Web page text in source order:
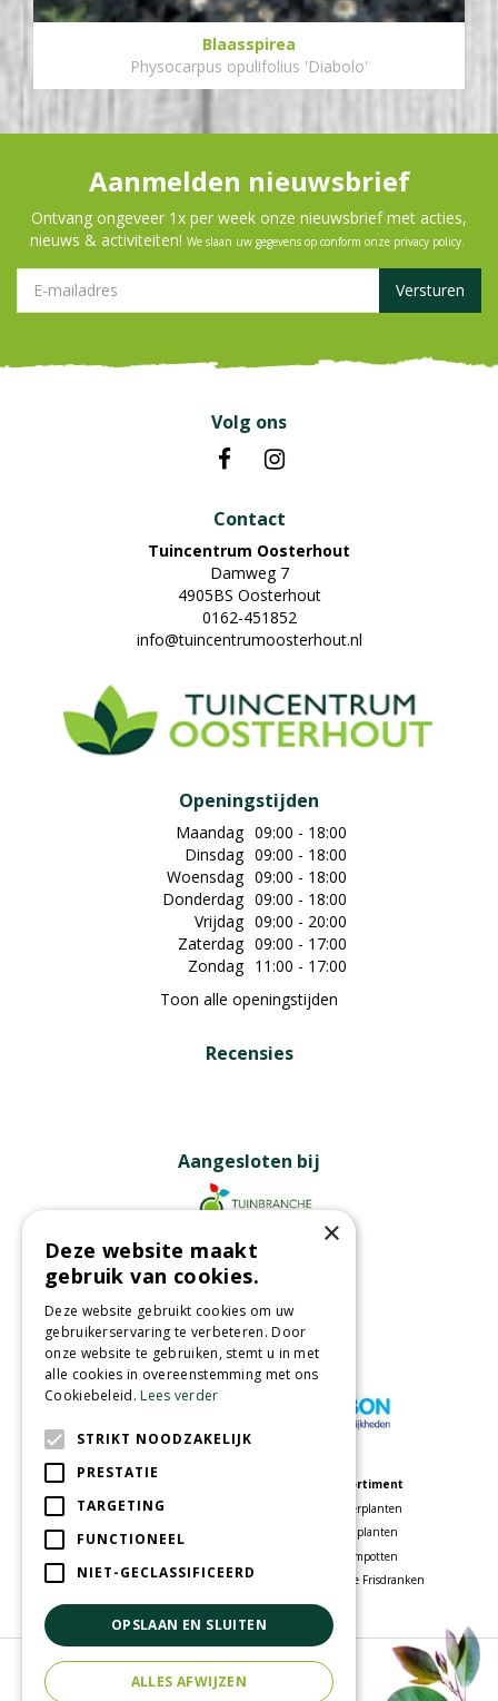
Blaasspirea
Physocarpus opulifolius 'Diabolo'
Aanmelden nieuwsbrief
Ontvang ongeveer 1x per week onze nieuwsbrief met acties,
nieuws & activiteiten! We slaan uw gegevens op conform onze privacy policy.
Volg ons
Contact
Tuincentrum Oosterhout
Damweg 7
4905BS Oosterhout
0162-451852
info@tuincentrumoosterhout.nl
Openingstijden
Maandag 09:00 - 18:00
Dinsdag 09:00 - 18:00
Woensdag 09:00 - 18:00
Donderdag 09:00 - 18:00
Vrijdag 09:00 - 20:00
Zaterdag 09:00 - 17:00
Zondag 11:00 - 17:00
Toon alle openingstijden
Recensies
Aangesloten bij
Partners
Wij accepteren
Tuincentrum
Speelparadijs
Woonwinkel
Assortiment
Kamerplanten
Tuinplanten
Bloempotten
Voordelige Frisdranken
© Tuincentrum Oosterhout
Green Solutions
×
Deze website maakt
gebruik van cookies.
Deze website gebruikt cookies om uw
gebruikerservaring te verbeteren. Door
onze website te gebruiken, stemt u in met
alle cookies in overeenstemming met ons
Cookiebeleid.Lees verder
STRIKT NOODZAKELIJK
PRESTATIE
TARGETING
FUNCTIONEEL
NIET-GECLASSIFICEERD
OPSLAAN EN SLUITEN
ALLES AFWIJZEN